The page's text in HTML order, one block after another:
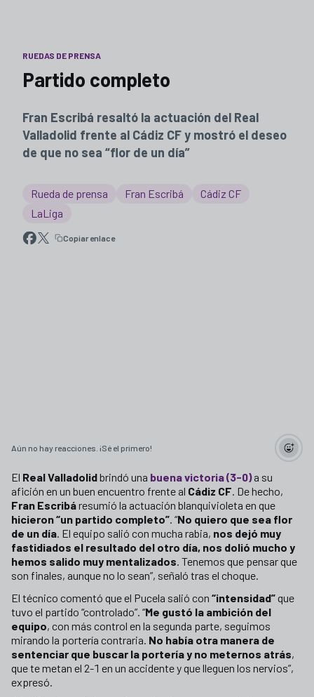
RUEDAS DE PRENSA
Partido completo
Fran Escribá resaltó la actuación del Real
Valladolid frente al Cádiz CF y mostró el deseo
de que no sea “flor de un día”
Rueda de prensa Fran Escribá
Cádiz CF
LaLiga
Copiar enlace
Aún no hay reacciones. ¡Sé el primero!
El Real Valladolidbrindó una buena victoria (3-0)a su
afición en un buen encuentro frente al Cádiz CF. De hecho,
Fran Escribáresumió la actuación blanquivioleta en que
hicieron “un partido completo”. “No quiero que sea flor
de un día. El equipo salió con mucha rabia, nos dejó muy
fastidiados el resultado del otro día, nos dolió mucho y
hemos salido muy mentalizados. Tenemos que pensar que
son finales, aunque no lo sean”, señaló tras el choque.
El técnico comentó que el Pucela salió con “intensidad”que
tuvo el partido “controlado”. “Me gustó la ambición del
equipo, con más control en la segunda parte, seguimos
mirando la portería contraria. No había otra manera de
sentenciar que buscar la portería y no meternos atrás,
que te metan el 2-1 en un accidente y que lleguen los nervios”,
expresó.